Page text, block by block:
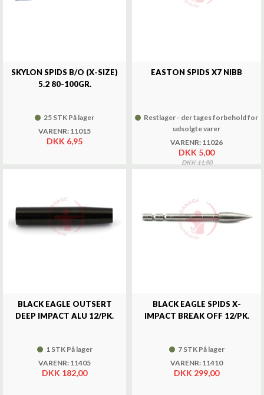
SKYLON SPIDS B/O (X-SIZE)
5.2 80-100GR.
25 STK På lager
VARENR: 11015
DKK 6,95
EASTON SPIDS X7 NIBB
Restlager - der tages forbehold for
udsolgte varer
VARENR: 11026
DKK 5,00
DKK 11,90
BLACK EAGLE OUTSERT
DEEP IMPACT ALU 12/PK.
1 STK På lager
VARENR: 11405
DKK 182,00
BLACK EAGLE SPIDS X-
IMPACT BREAK OFF 12/PK.
7 STK På lager
VARENR: 11410
DKK 299,00